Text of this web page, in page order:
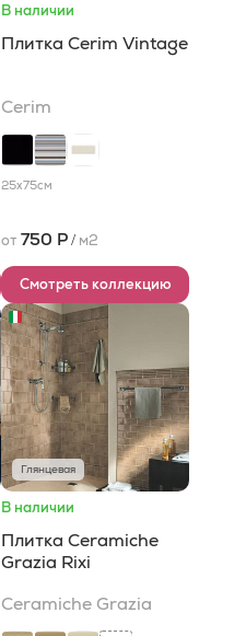
В наличии
Плитка Cerim Vintage
Cerim
25x75см
от 750 Р/ м2
Смотреть коллекцию
Глянцевая
В наличии
Плитка Ceramiche
Grazia Rixi
Ceramiche Grazia